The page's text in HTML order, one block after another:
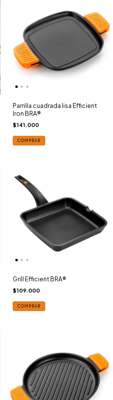
Parrilla cuadrada lisa Efficient
Iron BRA®
$141.000
COMPRAR
Grill Efficient BRA®
$109.000
COMPRAR